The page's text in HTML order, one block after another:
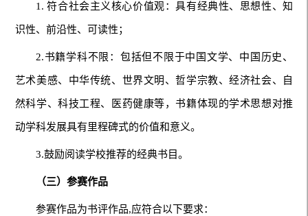
1. 符合社会主义核心价值观：具有经典性、思想性、知
识性、前沿性、可读性；
2.书籍学科不限：包括但不限于中国文学、中国历史、
艺术美感、中华传统、世界文明、哲学宗教、经济社会、自
然科学、科技工程、医药健康等，书籍体现的学术思想对推
动学科发展具有里程碑式的价值和意义。
3.鼓励阅读学校推荐的经典书目。
（三）参赛作品
参赛作品为书评作品,应符合以下要求：